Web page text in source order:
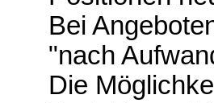
Bei
"nach
Die